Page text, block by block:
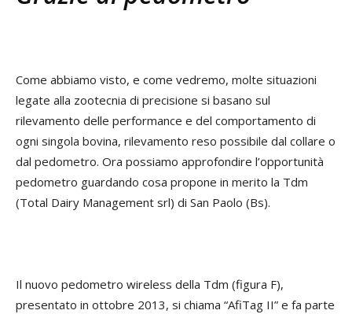
Come abbiamo visto, e come vedremo, molte situazioni
legate alla zootecnia di precisione si basano sul
rilevamento delle performance e del comportamento di
ogni singola bovina, rilevamento reso possibile dal collare o
dal pedometro. Ora possiamo approfondire l’opportunità
pedometro guardando cosa propone in merito la Tdm
(Total Dairy Management srl) di San Paolo (Bs).
Il nuovo pedometro wireless della Tdm (figura F),
presentato in ottobre 2013, si chiama “AfiTag II” e fa parte